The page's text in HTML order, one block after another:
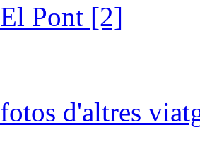
El Pont [2]
fotos d'altres